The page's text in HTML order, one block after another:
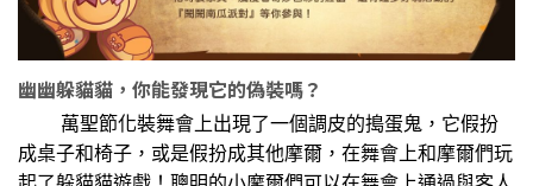
幽幽躲貓貓，你能發現它的偽裝嗎？
萬聖節化裝舞會上出現了一個調皮的搗蛋鬼，它假扮
成桌子和椅子，或是假扮成其他摩爾，在舞會上和摩爾們玩